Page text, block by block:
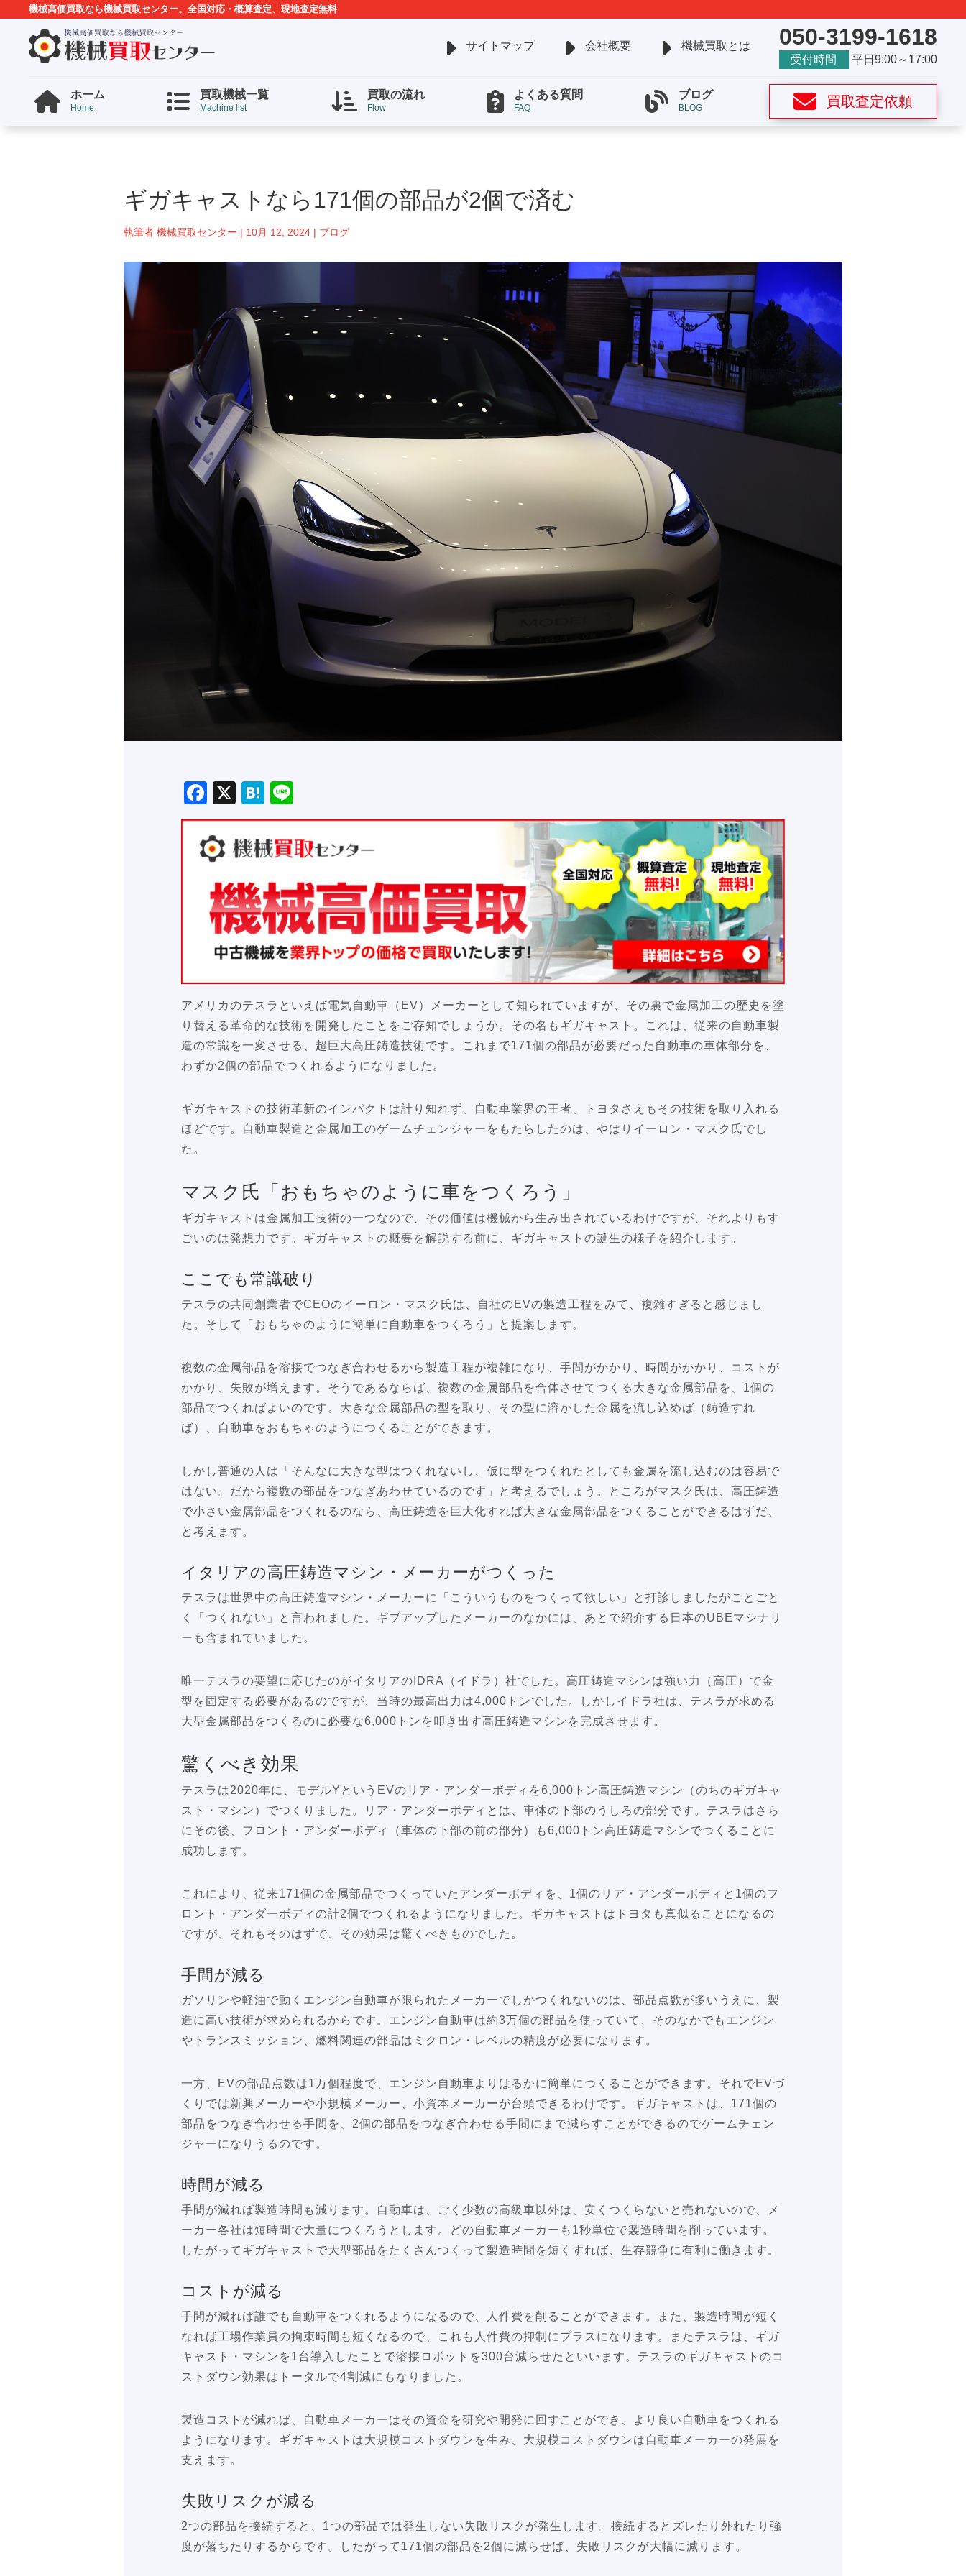
機械高価買取なら機械買取センター。全国対応・概算査定、現地査定無料
サイトマップ 会社概要 機械買取とは 050-3199-1618
受付時間 平日9:00～17:00
ホーム
Home
買取機械一覧
Machine list
買取の流れ
Flow
よくある質問
FAQ
ブログ
BLOG 買取査定依頼
ギガキャストなら171個の部品が2個で済む
執筆者 機械買取センター | 10月 12, 2024 | ブログ
Facebook
X Hatena
アメリカのテスラといえば電気自動車（EV）メーカーとして知られていますが、その裏で金属加工の歴史を塗
り替える革命的な技術を開発したことをご存知でしょうか。その名もギガキャスト。これは、従来の自動車製
造の常識を一変させる、超巨大高圧鋳造技術です。これまで171個の部品が必要だった自動車の車体部分を、
わずか2個の部品でつくれるようになりました。
ギガキャストの技術革新のインパクトは計り知れず、自動車業界の王者、トヨタさえもその技術を取り入れる
ほどです。自動車製造と金属加工のゲームチェンジャーをもたらしたのは、やはりイーロン・マスク氏でし
た。
マスク氏「おもちゃのように車をつくろう」
ギガキャストは金属加工技術の一つなので、その価値は機械から生み出されているわけですが、それよりもす
ごいのは発想力です。ギガキャストの概要を解説する前に、ギガキャストの誕生の様子を紹介します。
ここでも常識破り
テスラの共同創業者でCEOのイーロン・マスク氏は、自社のEVの製造工程をみて、複雑すぎると感じまし
た。そして「おもちゃのように簡単に自動車をつくろう」と提案します。
複数の金属部品を溶接でつなぎ合わせるから製造工程が複雑になり、手間がかかり、時間がかかり、コストが
かかり、失敗が増えます。そうであるならば、複数の金属部品を合体させてつくる大きな金属部品を、1個の
部品でつくればよいのです。大きな金属部品の型を取り、その型に溶かした金属を流し込めば（鋳造すれ
ば）、自動車をおもちゃのようにつくることができます。
しかし普通の人は「そんなに大きな型はつくれないし、仮に型をつくれたとしても金属を流し込むのは容易で
はない。だから複数の部品をつなぎあわせているのです」と考えるでしょう。ところがマスク氏は、高圧鋳造
で小さい金属部品をつくれるのなら、高圧鋳造を巨大化すれば大きな金属部品をつくることができるはずだ、
と考えます。
イタリアの高圧鋳造マシン・メーカーがつくった
テスラは世界中の高圧鋳造マシン・メーカーに「こういうものをつくって欲しい」と打診しましたがことごと
く「つくれない」と言われました。ギブアップしたメーカーのなかには、あとで紹介する日本のUBEマシナリ
ーも含まれていました。
唯一テスラの要望に応じたのがイタリアのIDRA（イドラ）社でした。高圧鋳造マシンは強い力（高圧）で金
型を固定する必要があるのですが、当時の最高出力は4,000トンでした。しかしイドラ社は、テスラが求める
大型金属部品をつくるのに必要な6,000トンを叩き出す高圧鋳造マシンを完成させます。
驚くべき効果
テスラは2020年に、モデルYというEVのリア・アンダーボディを6,000トン高圧鋳造マシン（のちのギガキャ
スト・マシン）でつくりました。リア・アンダーボディとは、車体の下部のうしろの部分です。テスラはさら
にその後、フロント・アンダーボディ（車体の下部の前の部分）も6,000トン高圧鋳造マシンでつくることに
成功します。
これにより、従来171個の金属部品でつくっていたアンダーボディを、1個のリア・アンダーボディと1個のフ
ロント・アンダーボディの計2個でつくれるようになりました。ギガキャストはトヨタも真似ることになるの
ですが、それもそのはずで、その効果は驚くべきものでした。
手間が減る
ガソリンや軽油で動くエンジン自動車が限られたメーカーでしかつくれないのは、部品点数が多いうえに、製
造に高い技術が求められるからです。エンジン自動車は約3万個の部品を使っていて、そのなかでもエンジン
やトランスミッション、燃料関連の部品はミクロン・レベルの精度が必要になります。
一方、EVの部品点数は1万個程度で、エンジン自動車よりはるかに簡単につくることができます。それでEVづ
くりでは新興メーカーや小規模メーカー、小資本メーカーが台頭できるわけです。ギガキャストは、171個の
部品をつなぎ合わせる手間を、2個の部品をつなぎ合わせる手間にまで減らすことができるのでゲームチェン
ジャーになりうるのです。
時間が減る
手間が減れば製造時間も減ります。自動車は、ごく少数の高級車以外は、安くつくらないと売れないので、メ
ーカー各社は短時間で大量につくろうとします。どの自動車メーカーも1秒単位で製造時間を削っています。
したがってギガキャストで大型部品をたくさんつくって製造時間を短くすれば、生存競争に有利に働きます。
コストが減る
手間が減れば誰でも自動車をつくれるようになるので、人件費を削ることができます。また、製造時間が短く
なれば工場作業員の拘束時間も短くなるので、これも人件費の抑制にプラスになります。またテスラは、ギガ
キャスト・マシンを1台導入したことで溶接ロボットを300台減らせたといいます。テスラのギガキャストのコ
ストダウン効果はトータルで4割減にもなりました。
製造コストが減れば、自動車メーカーはその資金を研究や開発に回すことができ、より良い自動車をつくれる
ようになります。ギガキャストは大規模コストダウンを生み、大規模コストダウンは自動車メーカーの発展を
支えます。
失敗リスクが減る
2つの部品を接続すると、1つの部品では発生しない失敗リスクが発生します。接続するとズレたり外れたり強
度が落ちたりするからです。したがって171個の部品を2個に減らせば、失敗リスクが大幅に減ります。